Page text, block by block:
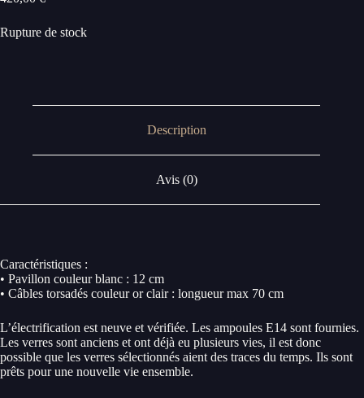
Rupture de stock
Description
Avis (0)
Caractéristiques :
• Pavillon couleur blanc : 12 cm
• Câbles torsadés couleur or clair : longueur max 70 cm
L’électrification est neuve et vérifiée. Les ampoules E14 sont fournies.
Les verres sont anciens et ont déjà eu plusieurs vies, il est donc
possible que les verres sélectionnés aient des traces du temps. Ils sont
prêts pour une nouvelle vie ensemble.